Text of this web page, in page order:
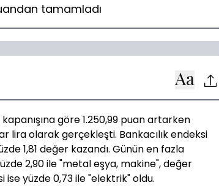
tamamladı
göre 1.250,99 puan artarken
lira olarak gerçekleşti. Bankacılık endeksi
1,81 değer kazandı. Günün en fazla
2,90 ile "metal eşya, makine", değer
yüzde 0,73 ile "elektrik" oldu.